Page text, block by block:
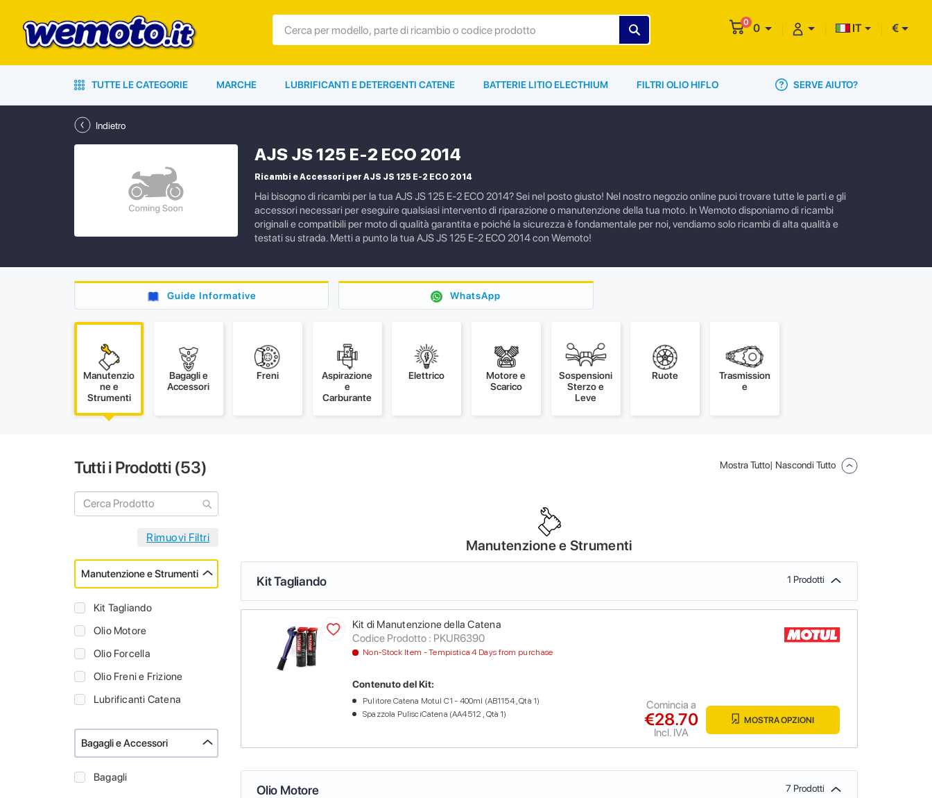
0 0 IT €
TUTTE LE CATEGORIE MARCHE LUBRIFICANTI E DETERGENTI CATENE BATTERIE LITIO ELECTHIUM FILTRI OLIO HIFLO SERVE AIUTO?
Indietro
AJS JS 125 E-2 ECO 2014
Ricambi e Accessori per AJS JS 125 E-2 ECO 2014
Hai bisogno di ricambi per la tua AJS JS 125 E-2 ECO 2014? Sei nel posto giusto! Nel nostro negozio online puoi trovare tutte le parti e gli
accessori necessari per eseguire qualsiasi intervento di riparazione o manutenzione della tua moto. In Wemoto disponiamo di ricambi
originali e compatibili per moto di qualità garantita e poiché la sicurezza è fondamentale per noi, vendiamo solo ricambi di alta qualità e
testati su strada. Metti a punto la tua AJS JS 125 E-2 ECO 2014 con Wemoto!
Guide Informative WhatsApp
Manutenzio
ne e
Strumenti
Bagagli e
Accessori
Freni
Aspirazione
e
Carburante
Elettrico
Motore e
Scarico
Sospensioni
Sterzo e
Leve
Ruote
Trasmission
e
Tutti i Prodotti (53)
Manutenzione e Strumenti
Kit Tagliando
Olio Motore
Olio Forcella
Olio Freni e Frizione
Lubrificanti Catena
Bagagli e Accessori
Bagagli
Mostra Tutto| Nascondi Tutto
Manutenzione e Strumenti
Kit Tagliando 1 Prodotti
Kit di Manutenzione della Catena
Codice Prodotto : PKUR6390
Non-Stock Item - Tempistica 4 Days from purchase
Contenuto del Kit:
Pulitore Catena Motul C1 - 400ml (AB1154 , Qtà 1)
Spazzola PulisciCatena (AA4512 , Qtà 1)
€28.70
Incl. IVA
Comincia a
MOSTRA OPZIONI
Olio Motore 7 Prodotti